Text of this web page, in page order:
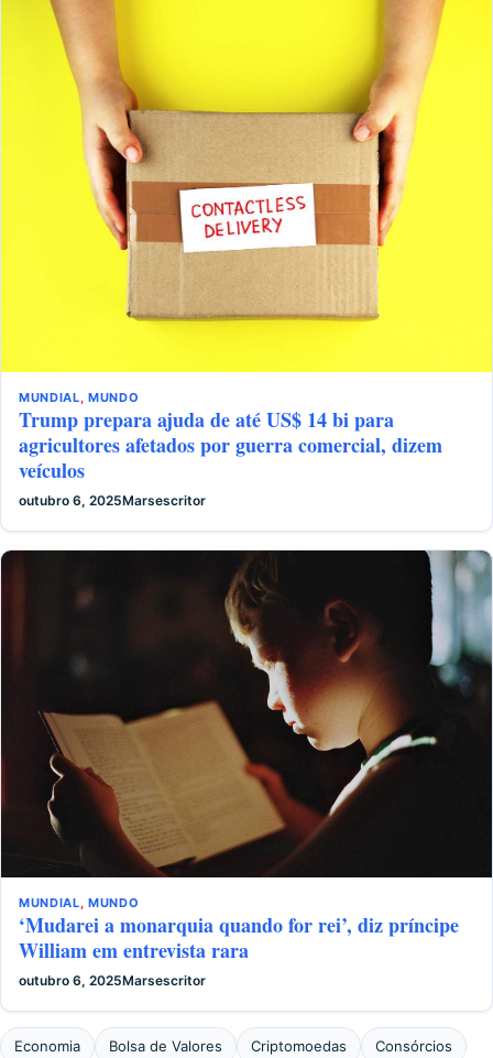
MUNDIAL MUNDO
Trump prepara ajuda de até US$ 14 bi para
agricultores afetados por guerra comercial, dizem
veículos
outubro 6, 2025Marsescritor
MUNDIAL, MUNDO
‘Mudarei a monarquia quando for rei’, diz príncipe
William em entrevista rara
outubro 6, 2025Marsescritor
Economia Bolsa de Valores Criptomoedas Consórcios